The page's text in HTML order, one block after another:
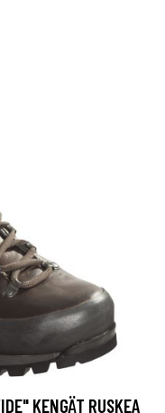
KENGÄT RUSKEA